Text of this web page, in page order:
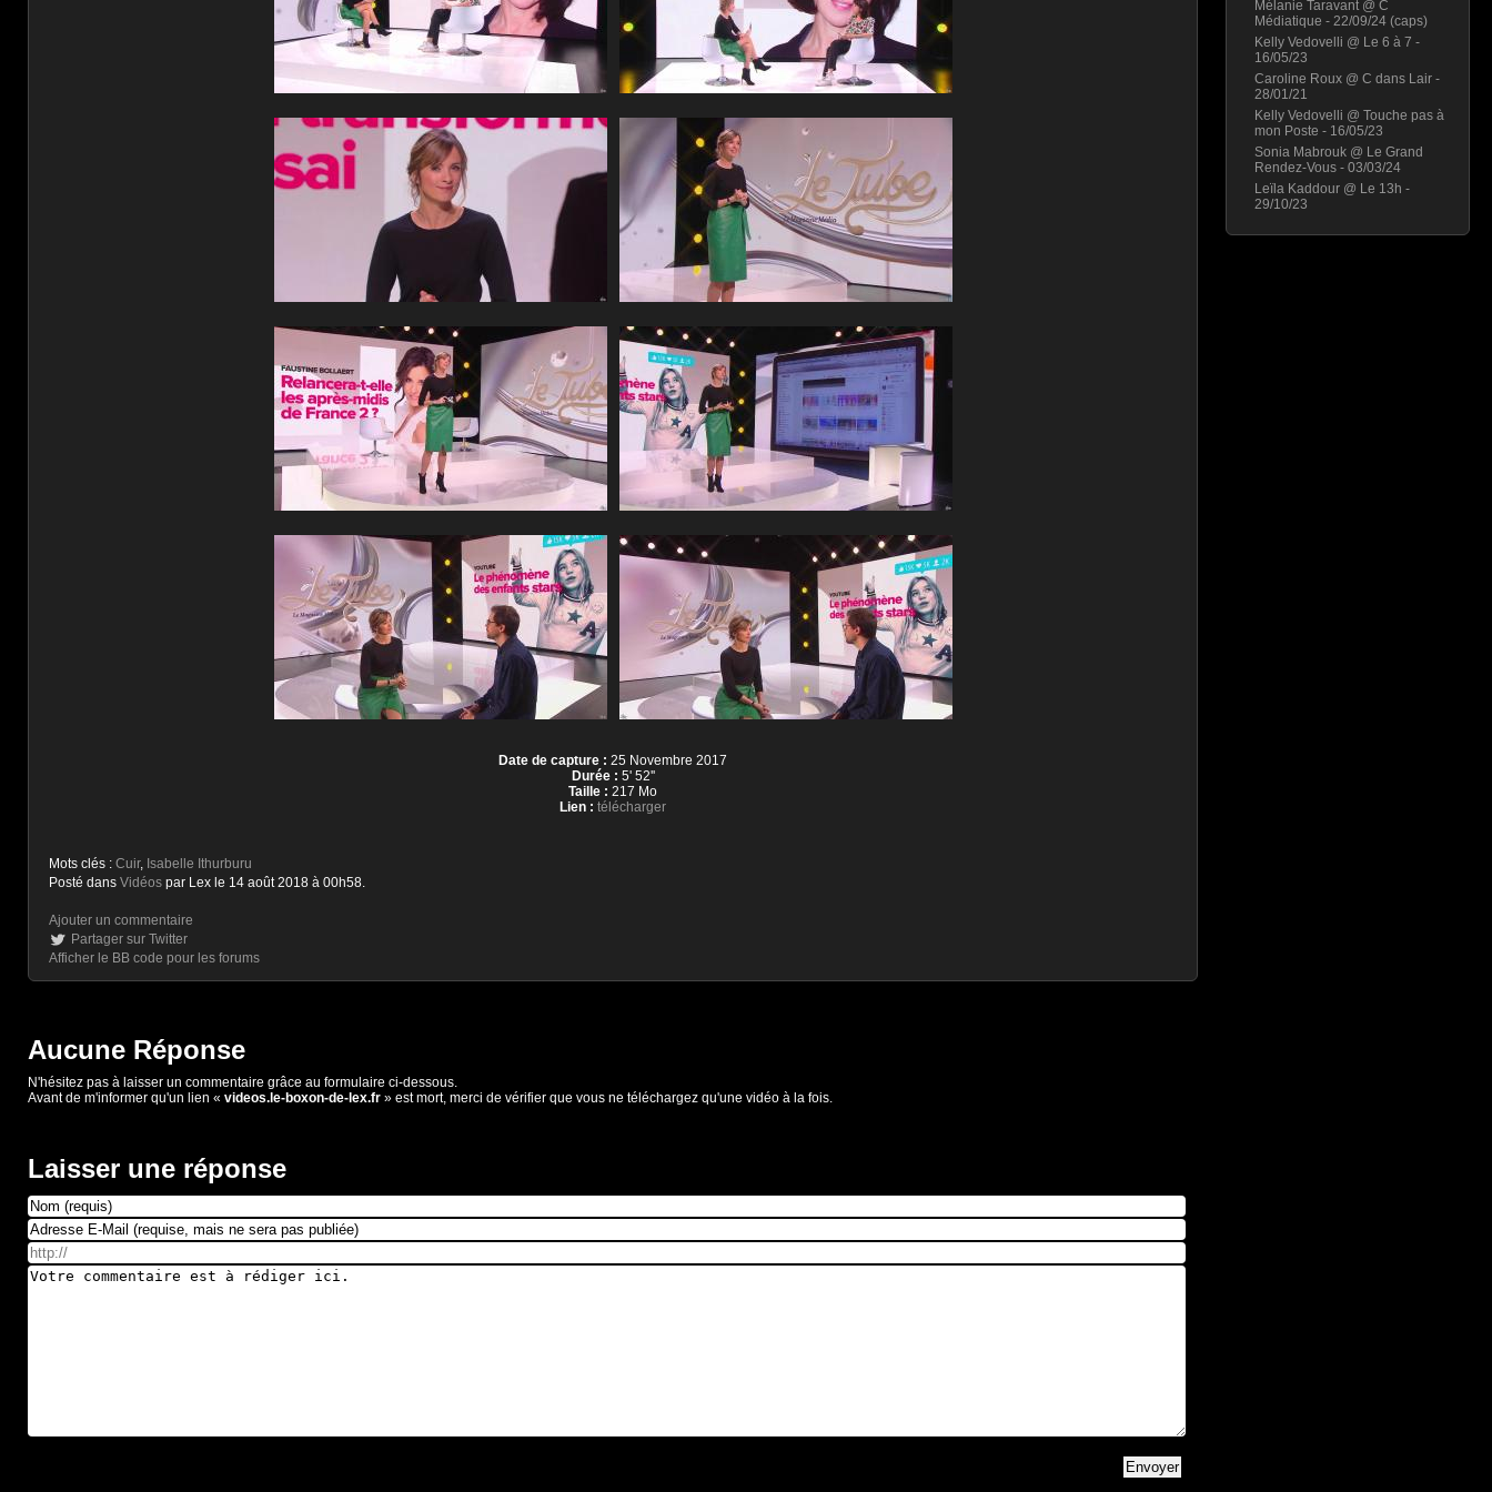
Mélanie Taravant @ C
Médiatique - 22/09/24 (caps)
Kelly Vedovelli @ Le 6 à 7 -
16/05/23
Caroline Roux @ C dans Lair -
28/01/21
Kelly Vedovelli @ Touche pas à
mon Poste - 16/05/23
Sonia Mabrouk @ Le Grand
Rendez-Vous - 03/03/24
Leïla Kaddour @ Le 13h -
29/10/23
Date de capture : 25 Novembre 2017
Durée : 5' 52''
Taille : 217 Mo
Lien : télécharger
Mots clés : Cuir, Isabelle Ithurburu
Posté dans Vidéos par Lex le 14 août 2018 à 00h58.
Ajouter un commentaire
Partager sur Twitter
Afficher le BB code pour les forums
Aucune Réponse
N'hésitez pas à laisser un commentaire grâce au formulaire ci-dessous.
Avant de m'informer qu'un lien « videos.le-boxon-de-lex.fr » est mort, merci de vérifier que vous ne téléchargez qu'une vidéo à la fois.
Laisser une réponse